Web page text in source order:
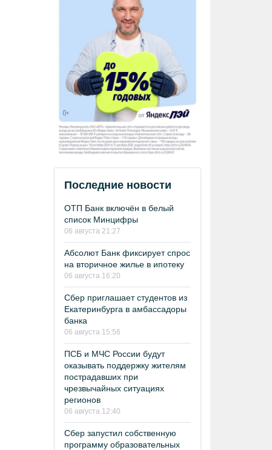
Последние новости
ОТП Банк включён в белый
список Минцифры
06 августа 21:27
Абсолют Банк фиксирует спрос
на вторичное жилье в ипотеку
06 августа 16:20
Сбер приглашает студентов из
Екатеринбурга в амбассадоры
банка
06 августа 15:56
ПСБ и МЧС России будут
оказывать поддержку жителям
пострадавших при
чрезвычайных ситуациях
регионов
06 августа 12:40
Сбер запустил собственную
программу образовательных